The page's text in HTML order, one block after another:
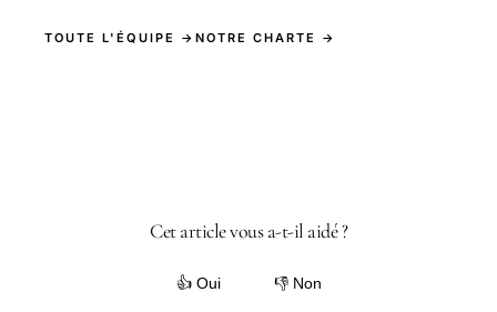
TOUTE L'ÉQUIPE → NOTRE CHARTE →
Cet article vous a-t-il aidé ?
👍 Oui 👎 Non